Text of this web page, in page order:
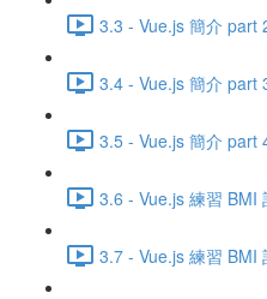
3.3 - Vue.js 簡介 part
3.4 - Vue.js 簡介 part
3.5 - Vue.js 簡介 part
3.6 - Vue.js 練習 BMI
3.7 - Vue.js 練習 BMI